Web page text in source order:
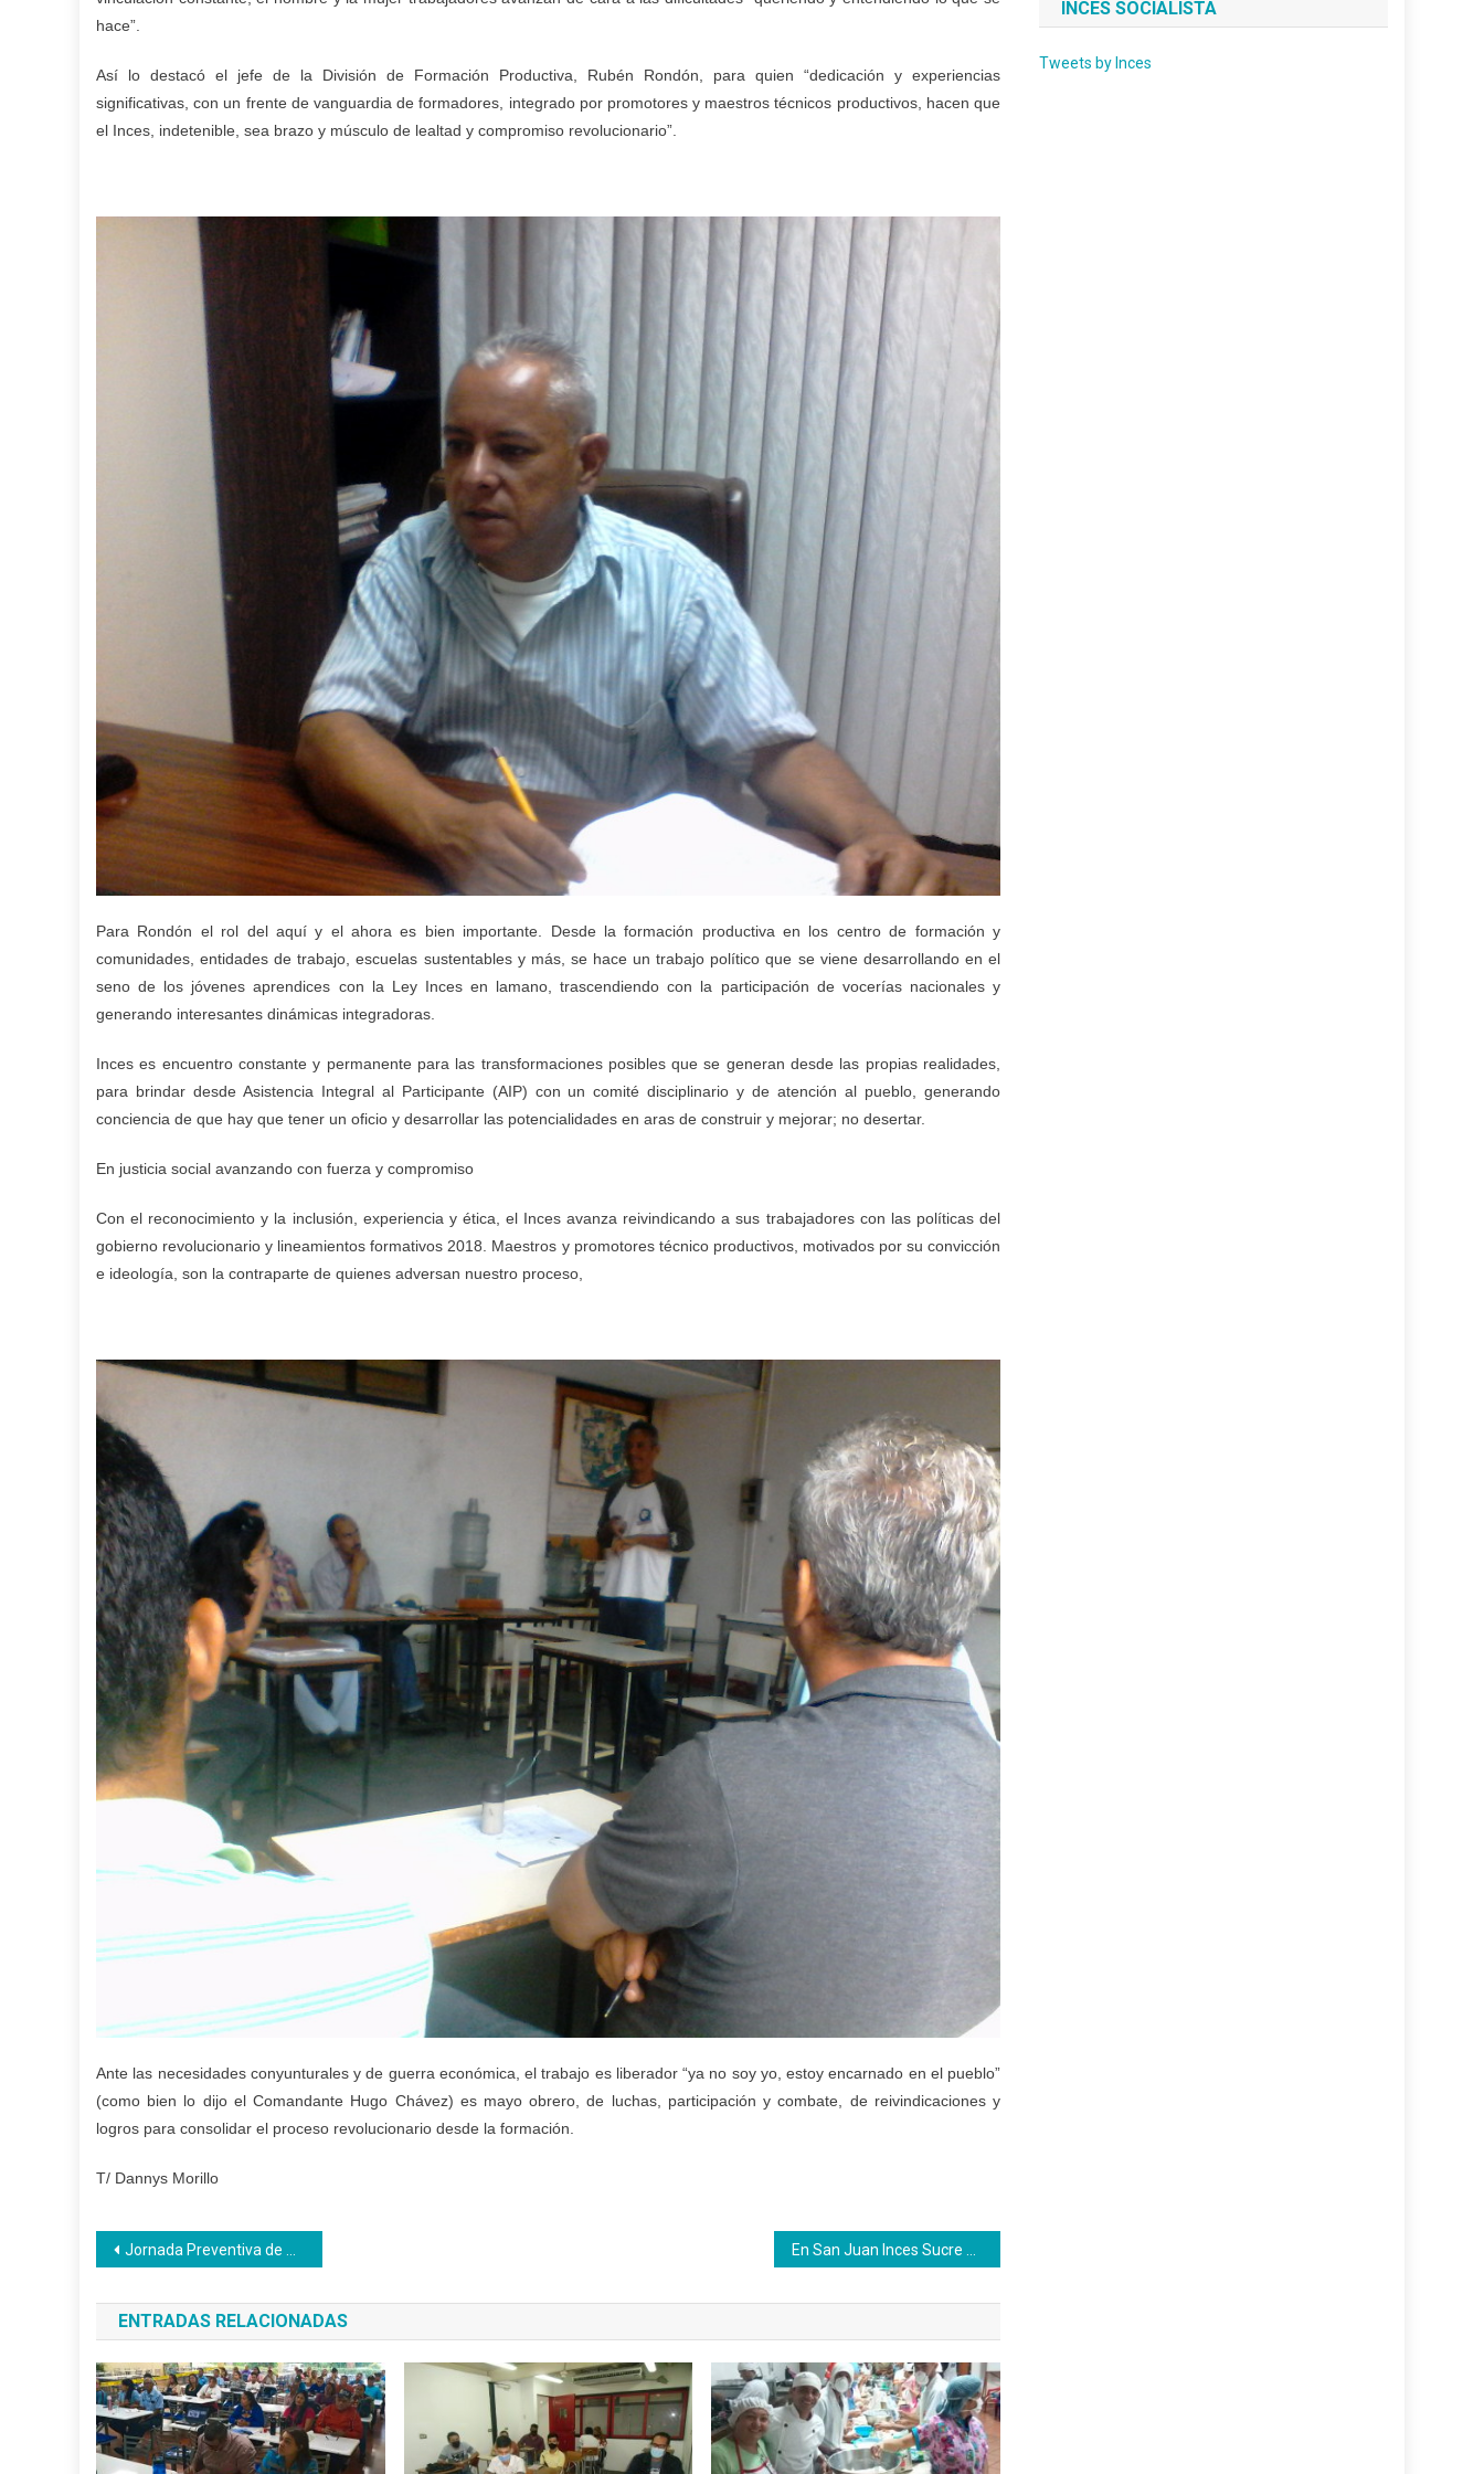
hace”.
Así lo destacó el jefe de la División de Formación Productiva, Rubén Rondón, para quien “dedicación y experiencias
significativas, con un frente de vanguardia de formadores, integrado por promotores y maestros técnicos productivos, hacen que
el Inces, indetenible, sea brazo y músculo de lealtad y compromiso revolucionario”.
Para Rondón el rol del aquí y el ahora es bien importante. Desde la formación productiva en los centro de formación y
comunidades, entidades de trabajo, escuelas sustentables y más, se hace un trabajo político que se viene desarrollando en el
seno de los jóvenes aprendices con la Ley Inces en lamano, trascendiendo con la participación de vocerías nacionales y
generando interesantes dinámicas integradoras.
Inces es encuentro constante y permanente para las transformaciones posibles que se generan desde las propias realidades,
para brindar desde Asistencia Integral al Participante (AIP) con un comité disciplinario y de atención al pueblo, generando
conciencia de que hay que tener un oficio y desarrollar las potencialidades en aras de construir y mejorar; no desertar.
En justicia social avanzando con fuerza y compromiso
Con el reconocimiento y la inclusión, experiencia y ética, el Inces avanza reivindicando a sus trabajadores con las políticas del
gobierno revolucionario y lineamientos formativos 2018. Maestros y promotores técnico productivos, motivados por su convicción
e ideología, son la contraparte de quienes adversan nuestro proceso,
Ante las necesidades conyunturales y de guerra económica, el trabajo es liberador “ya no soy yo, estoy encarnado en el pueblo”
(como bien lo dijo el Comandante Hugo Chávez) es mayo obrero, de luchas, participación y combate, de reivindicaciones y
logros para consolidar el proceso revolucionario desde la formación.
T/ Dannys Morillo
Navegación
de
entradas
Jornada Preventiva de Vacunación atendió a trabajadores del Inces Falcón En San Juan Inces Sucre entregó constancias de saberes empíricos a 126 personas
ENTRADAS RELACIONADAS
INCES SOCIALISTA
Tweets by Inces